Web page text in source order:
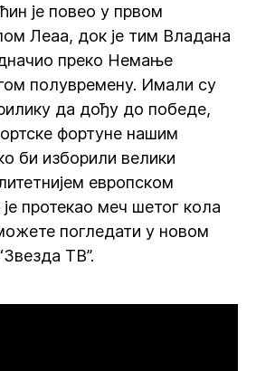
је повео у првом
Леаа, док је тим Владана
преко Немање
полувремену. Имали су
да дођу до победе,
фортуне нашим
би изборили велики
европском
протекао меч шетог кола
погледати у новом
ТВ”.